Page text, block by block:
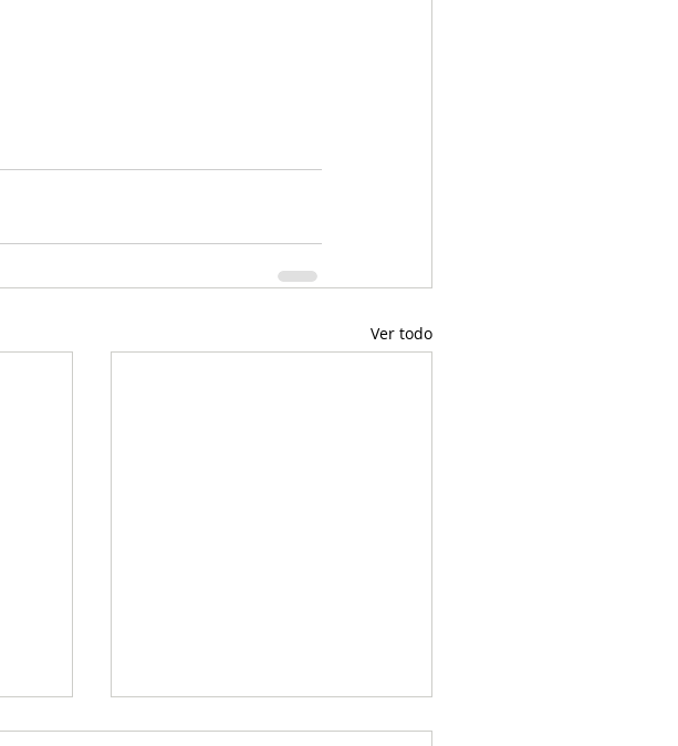
Ver todo